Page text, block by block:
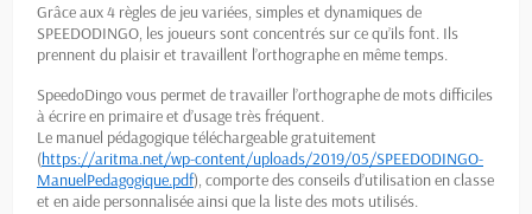
Grâce aux 4 règles de jeu variées, simples et dynamiques de
SPEEDODINGO, les joueurs sont concentrés sur ce qu’ils font. Ils
prennent du plaisir et travaillent l’orthographe en même temps.
SpeedoDingo vous permet de travailler l’orthographe de mots difficiles
à écrire en primaire et d’usage très fréquent.
Le manuel pédagogique téléchargeable gratuitement
(https://aritma.net/wp-content/uploads/2019/05/SPEEDODINGO-
ManuelPedagogique.pdf), comporte des conseils d’utilisation en classe
et en aide personnalisée ainsi que la liste des mots utilisés.